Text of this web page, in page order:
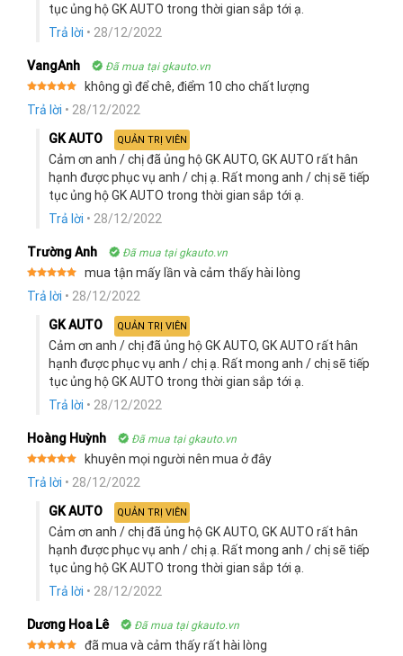
tục ủng hộ GK AUTO trong thời gian sắp tới ạ.
Trả lời • 28/12/2022
VangAnh Đã mua tại gkauto.vn
out of 5
không gì để chê, điểm 10 cho chất lượng
Trả lời • 28/12/2022
GK AUTO
QUẢN TRỊ VIÊN
Cảm ơn anh / chị đã ủng hộ GK AUTO, GK AUTO rất hân
hạnh được phục vụ anh / chị ạ. Rất mong anh / chị sẽ tiếp
tục ủng hộ GK AUTO trong thời gian sắp tới ạ.
Trả lời • 28/12/2022
Trường Anh Đã mua tại gkauto.vn
out of 5
mua tận mấy lần và cảm thấy hài lòng
Trả lời • 28/12/2022
GK AUTO
QUẢN TRỊ VIÊN
Cảm ơn anh / chị đã ủng hộ GK AUTO, GK AUTO rất hân
hạnh được phục vụ anh / chị ạ. Rất mong anh / chị sẽ tiếp
tục ủng hộ GK AUTO trong thời gian sắp tới ạ.
Trả lời • 28/12/2022
Hoàng Huỳnh Đã mua tại gkauto.vn
out of 5
khuyên mọi người nên mua ở đây
Trả lời • 28/12/2022
GK AUTO
QUẢN TRỊ VIÊN
Cảm ơn anh / chị đã ủng hộ GK AUTO, GK AUTO rất hân
hạnh được phục vụ anh / chị ạ. Rất mong anh / chị sẽ tiếp
tục ủng hộ GK AUTO trong thời gian sắp tới ạ.
Trả lời • 28/12/2022
Dương Hoa Lê Đã mua tại gkauto.vn
đã mua và cảm thấy rất hài lòng